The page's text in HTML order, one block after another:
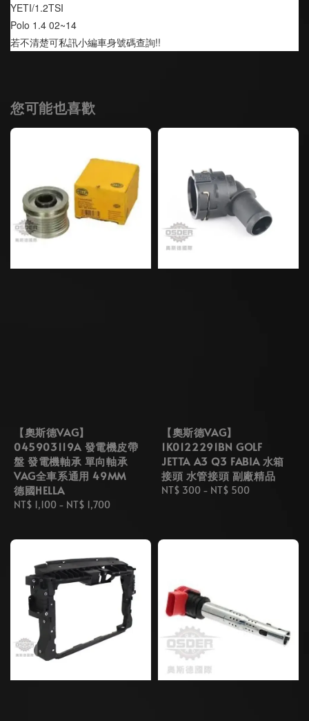
YETI/1.2TSI
Polo 1.4 02~14
若不清楚可私訊小編車身號碼查詢!!
您可能也喜歡
【奧斯德VAG】
045903119A 發電機皮帶
盤 發電機軸承 單向軸承
VAG全車系通用 49MM
德國HELLA
Regular
NT$ 1,100 - NT$ 1,700
【奧斯德VAG】
1K0122291BN GOLF
JETTA A3 Q3 FABIA 水箱
接頭 水管接頭 副廠精品
Regular
NT$ 300 - NT$ 500